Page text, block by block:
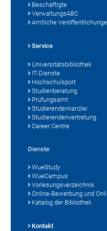
Beschäftigte
VerwaltungsABC
Amtliche
Service
Universitätsbibliothek
IT-Dienste
Hochschulsport
Studienberatung
Prüfungsamt
Studierendenkanzlei
Studierendenvertretung
Career Centre
Dienste
WueStudy
WueCampus
Vorlesungsverzeichnis
Online-Bewerbung und
Katalog der Bibliothek
Kontakt